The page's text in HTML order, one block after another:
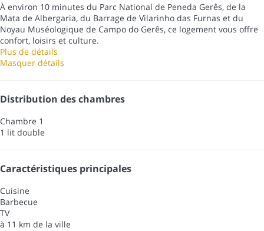
À environ 10 minutes du Parc National de Peneda Gerês, de la
Mata de Albergaria, du Barrage de Vilarinho das Furnas et du
Noyau Muséologique de Campo do Gerês, ce logement vous offre
confort, loisirs et culture.
Plus de détails
Masquer détails
Distribution des chambres
Chambre 1
1 lit double
Caractéristiques principales
Cuisine
Barbecue
TV
à 11 km de la ville